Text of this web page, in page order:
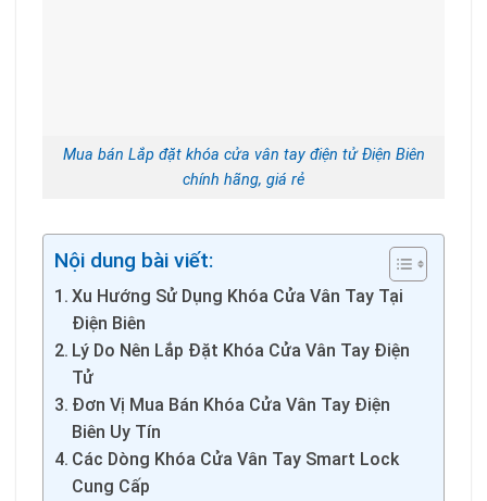
Mua bán Lắp đặt khóa cửa vân tay điện tử Điện Biên
chính hãng, giá rẻ
Nội dung bài viết:
Xu Hướng Sử Dụng Khóa Cửa Vân Tay Tại
Điện Biên
Lý Do Nên Lắp Đặt Khóa Cửa Vân Tay Điện
Tử
Đơn Vị Mua Bán Khóa Cửa Vân Tay Điện
Biên Uy Tín
Các Dòng Khóa Cửa Vân Tay Smart Lock
Cung Cấp